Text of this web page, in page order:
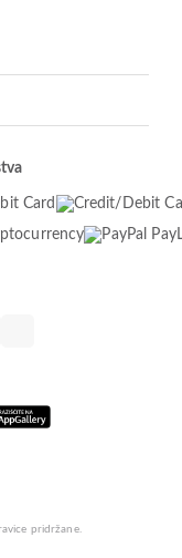
pridržane.